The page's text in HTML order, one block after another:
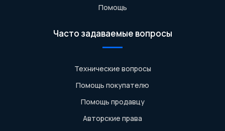
Помощь
Часто задаваемые вопросы
Технические вопросы
Помощь покупателю
Помощь продавцу
Авторские права